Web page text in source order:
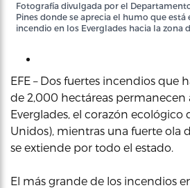
Fotografía divulgada por el
Pines donde se aprecia el humo que está
incendio en los Everglades hacia la zona
EFE – Dos fuertes incendios que
de 2,000 hectáreas permanecen
Everglades, el corazón ecológico
Unidos), mientras una fuerte ola
se extiende por todo el estado.
El más grande de los incendios